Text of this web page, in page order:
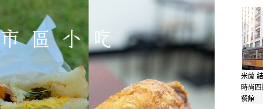
米蘭
時尚
餐館